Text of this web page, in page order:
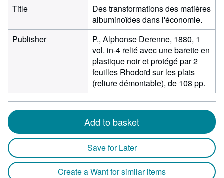
Title
Des transformations des matières
albuminoïdes dans l'économie.
Publisher
P., Alphonse Derenne, 1880, 1
vol. in-4 relié avec une barette en
plastique noir et protégé par 2
feuilles Rhodoïd sur les plats
(reliure démontable), de 108 pp.
Add to basket
Save for Later
Create a Want for similar items